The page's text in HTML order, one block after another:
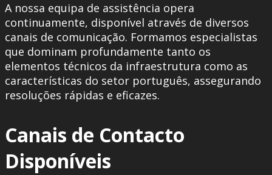
A nossa equipa de assistência opera
continuamente, disponível através de diversos
canais de comunicação. Formamos especialistas
que dominam profundamente tanto os
elementos técnicos da infraestrutura como as
características do setor português, assegurando
resoluções rápidas e eficazes.
Canais de Contacto
Disponíveis